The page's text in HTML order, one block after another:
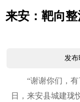
来安：靶向
发布
“谢谢你们，
日，来安县城建珑